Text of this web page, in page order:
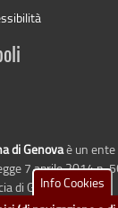
di Genovaè un ente
7 aprile 2014 n.
di Genova.Info Cookies